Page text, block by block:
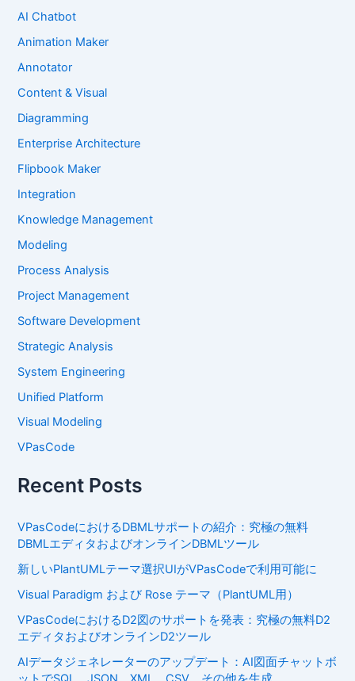
AI Chatbot
Animation Maker
Annotator
Content & Visual
Diagramming
Enterprise Architecture
Flipbook Maker
Integration
Knowledge Management
Modeling
Process Analysis
Project Management
Software Development
Strategic Analysis
System Engineering
Unified Platform
Visual Modeling
VPasCode
Recent Posts
VPasCodeにおけるDBMLサポートの紹介：究極の無料
DBMLエディタおよびオンラインDBMLツール
新しいPlantUMLテーマ選択UIがVPasCodeで利用可能に
Visual Paradigm および Rose テーマ（PlantUML用）
VPasCodeにおけるD2図のサポートを発表：究極の無料D2
エディタおよびオンラインD2ツール
AIデータジェネレーターのアップデート：AI図面チャットボ